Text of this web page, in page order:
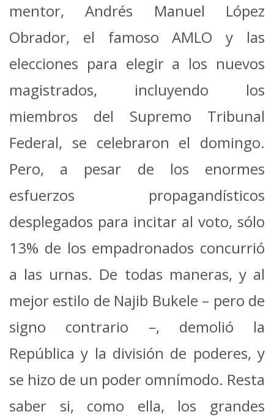
mentor, Andrés Manuel López
Obrador, el famoso AMLO y las
elecciones para elegir a los nuevos
magistrados, incluyendo los
miembros del Supremo Tribunal
Federal, se celebraron el domingo.
Pero, a pesar de los enormes
esfuerzos propagandísticos
desplegados para incitar al voto, sólo
13% de los empadronados concurrió
a las urnas. De todas maneras, y al
mejor estilo de Najib Bukele – pero de
signo contrario –, demolió la
República y la división de poderes, y
se hizo de un poder omnímodo. Resta
saber si, como ella, los grandes